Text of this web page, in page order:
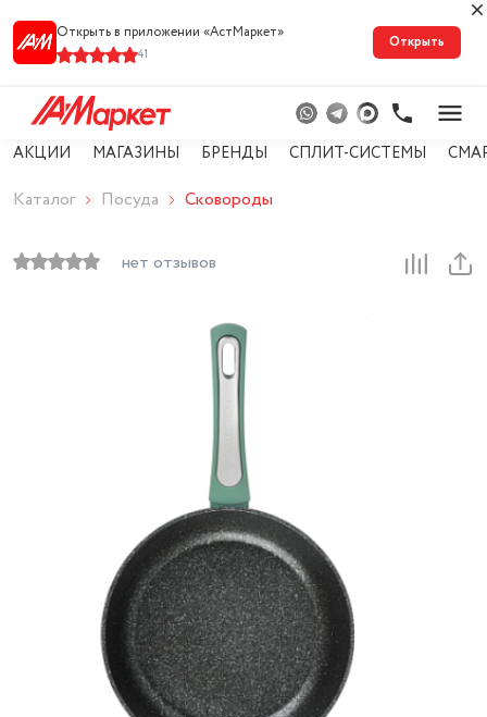
Открыть в приложении «АстМарке‪т‬»
41
Открыть
АКЦИИ МАГАЗИНЫ БРЕНДЫ СПЛИТ-СИСТЕМЫ
Каталог Посуда Сковороды
нет отзывов